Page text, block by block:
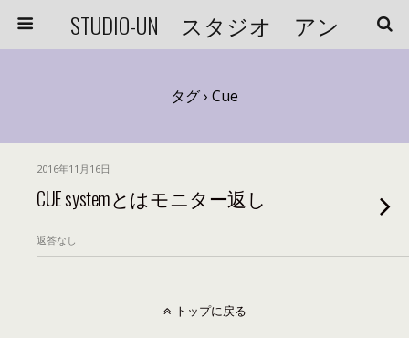
STUDIO-UN スタジオ アン
タグ › Cue
2016年11月16日
CUE systemとはモニター返し
返答なし
トップに戻る